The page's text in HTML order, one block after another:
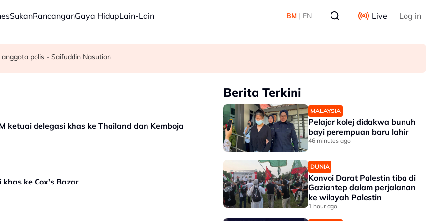
SukanRancanganGaya HidupLain-Lain BM | EN Live Log in
lahirke wilayah Palestin
polis - Saifuddin Nasution
ketuai delegasi khas ke Thailand dan Kemboja
ke Cox's Bazar
Berita Terkini
MALAYSIA
Pelajar kolej didakwa bunuh
bayi perempuan baru lahir
46 minutes ago
DUNIA
Konvoi Darat Palestin tiba di
Gaziantep dalam perjalanan
ke wilayah Palestin
1 hour ago